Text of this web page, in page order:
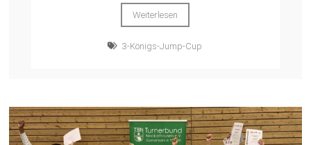
Weiterlesen
3-Königs-Jump-Cup